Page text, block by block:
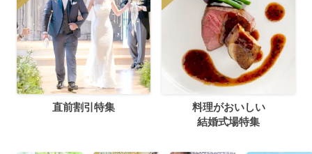
直前割引特集
料理がおいしい
結婚式場特集